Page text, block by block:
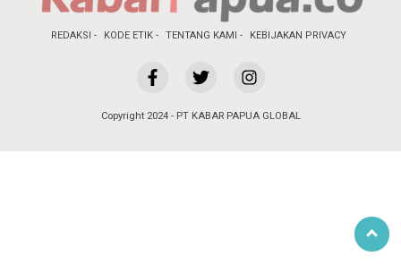
REDAKSI KODE ETIK TENTANG KAMI KEBIJAKAN PRIVACY
Copyright 2024 - PT KABAR PAPUA GLOBAL